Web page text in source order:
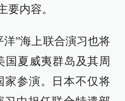
要内容。
洋”海上联合演习也将
国夏威夷群岛及其周
家参演。日本不仅将